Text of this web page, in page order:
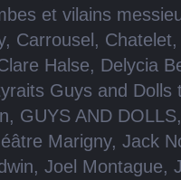
et vilains
, Carrousel, Chatelet
Halse, Delycia
Guys and Dolls
, GUYS AND DOLLS
Marigny, Jack
, Joel Montague,